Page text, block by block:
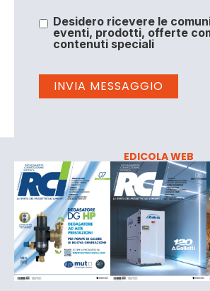
Desidero ricevere le
eventi, prodotti, offerte
contenuti speciali
EDICOLA WEB